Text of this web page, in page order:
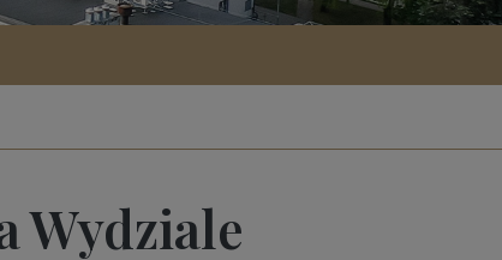
Wydziale